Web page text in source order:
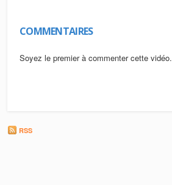
COMMENTAIRES
Soyez le premier à commenter cette vidéo.
RSS